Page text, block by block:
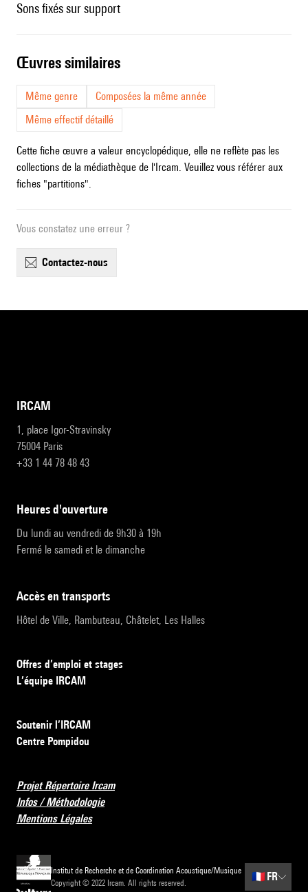
sons fixés sur support
œuvres similaires
Même genre
Composées la même année
Même effectif détaillé
Cette fiche œuvre a valeur encyclopédique, elle ne reflète pas les
collections de la médiathèque de l'Ircam. Veuillez vous référer aux
fiches "partitions".
Vous constatez une erreur ?
contactez-nous
IRCAM
1, place Igor-Stravinsky
75004 Paris
+33 1 44 78 48 43
heures d'ouverture
Du lundi au vendredi de 9h30 à 19h
Fermé le samedi et le dimanche
accès en transports
Hôtel de Ville, Rambuteau, Châtelet, Les Halles
Offres d’emploi et stages
L’équipe IRCAM
Soutenir l’IRCAM
Centre Pompidou
Projet Répertoire Ircam
Infos / Méthodologie
Mentions Légales
Institut de Recherche et de Coordination Acoustique/Musique
Copyright © 2022 Ircam. All rights reserved.
🇫🇷 FR